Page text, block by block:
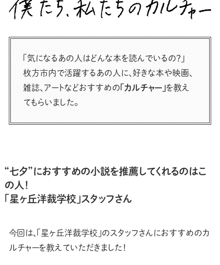
「気になるあの人はどんな本を読んでいるの？」
枚方市内で活躍するあの人に、好きな本や映画、
雑誌、アートなどおすすめの 「カルチャー」を教え
てもらいました。
“七夕”におすすめの小説を推薦してくれるのはこ
の人！
「星ヶ丘洋裁学校」スタッフさん
今回は、「星ヶ丘洋裁学校」のスタッフさんにおすすめのカ
ルチャーを教えていただきました！